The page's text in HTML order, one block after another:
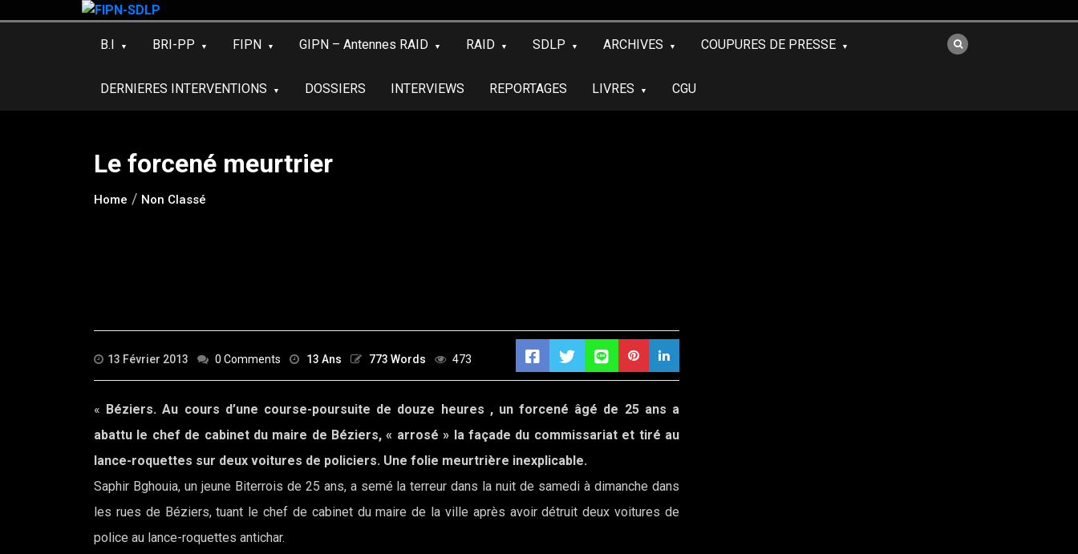
B.I BRI-PP FIPN GIPN – Antennes RAID RAID SDLP ARCHIVES COUPURES DE PRESSE
DERNIERES INTERVENTIONS DOSSIERS INTERVIEWS REPORTAGES LIVRES CGU
Le forcené meurtrier
Home Non Classé
13 Février 2013 0 Comments 13 Ans 773 Words 473
« Béziers. Au cours d’une course-poursuite de douze heures , un forcené âgé de 25 ans a
abattu le chef de cabinet du maire de Béziers, « arrosé » la façade du commissariat et tiré au
lance-roquettes sur deux voitures de policiers. Une folie meurtrière inexplicable.
Saphir Bghouia, un jeune Biterrois de 25 ans, a semé la terreur dans la nuit de samedi à dimanche dans
les rues de Béziers, tuant le chef de cabinet du maire de la ville après avoir détruit deux voitures de
police au lance-roquettes antichar.